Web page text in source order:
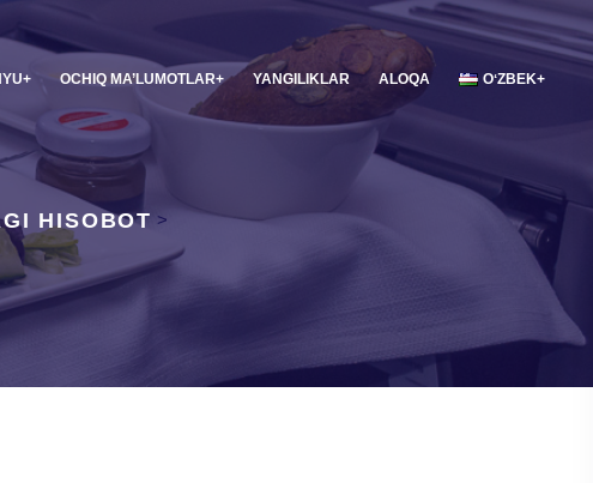
OCHIQ MA’LUMOTLAR YANGILIKLAR ALOQA OʻZBEK
HISOBOT >